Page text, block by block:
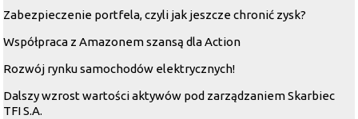
Zabezpieczenie portfela, czyli jak jeszcze chronić zysk?
Współpraca z Amazonem szansą dla Action
Rozwój rynku samochodów elektrycznych!
Dalszy wzrost wartości aktywów pod zarządzaniem Skarbiec
TFI S.A.